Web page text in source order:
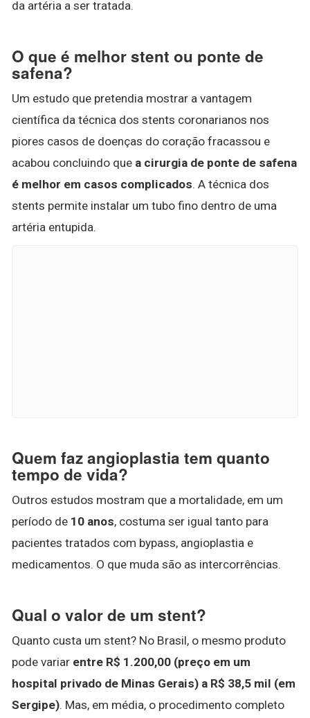
da artéria a ser tratada.
O que é melhor stent ou ponte de
safena?
Um estudo que pretendia mostrar a vantagem
científica da técnica dos stents coronarianos nos
piores casos de doenças do coração fracassou e
acabou concluindo que a cirurgia de ponte de safena
é melhor em casos complicados. A técnica dos
stents permite instalar um tubo fino dentro de uma
artéria entupida.
Quem faz angioplastia tem quanto
tempo de vida?
Outros estudos mostram que a mortalidade, em um
período de 10 anos, costuma ser igual tanto para
pacientes tratados com bypass, angioplastia e
medicamentos. O que muda são as intercorrências.
Qual o valor de um stent?
Quanto custa um stent? No Brasil, o mesmo produto
pode variar entre R$ 1.200,00 (preço em um
hospital privado de Minas Gerais) a R$ 38,5 mil (em
Sergipe). Mas, em média, o procedimento completo